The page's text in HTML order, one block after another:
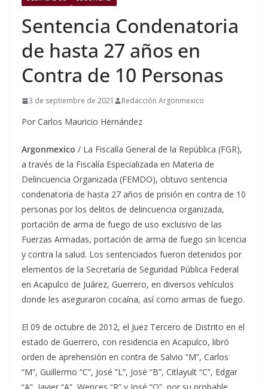
Sentencia Condenatoria
de hasta 27 años en
Contra de 10 Personas
3 de septiembre de 2021 Redacción Argonmexico
Por Carlos Mauricio Hernández
Argonmexico / La Fiscalía General de la República (FGR),
a través de la Fiscalía Especializada en Materia de
Delincuencia Organizada (FEMDO), obtuvo sentencia
condenatoria de hasta 27 años de prisión en contra de 10
personas por los delitos de delincuencia organizada,
portación de arma de fuego de uso exclusivo de las
Fuerzas Armadas, portación de arma de fuego sin licencia
y contra la salud. Los sentenciados fueron detenidos por
elementos de la Secretaría de Seguridad Pública Federal
en Acapulco de Juárez, Guerrero, en diversos vehículos
donde les aseguraron cocaína, así como armas de fuego.
El 09 de octubre de 2012, el Juez Tercero de Distrito en el
estado de Guerrero, con residencia en Acapulco, libró
orden de aprehensión en contra de Salvio “M”, Carlos
“M”, Guillermo “C”, José “L”, José “B”, Citlayult “C”, Edgar